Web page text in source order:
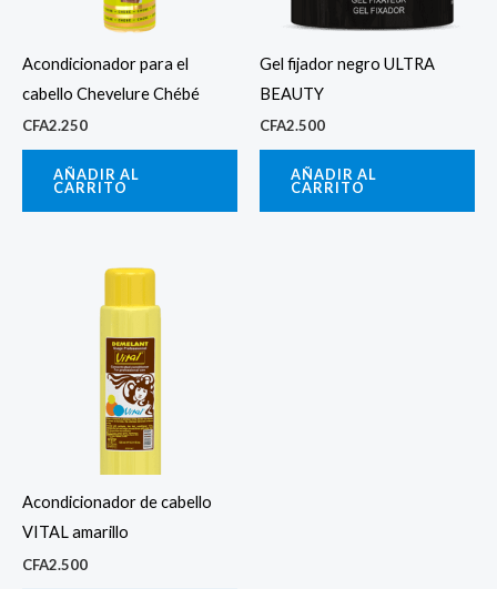
Acondicionador para el
cabello Chevelure Chébé
CFA2.250
AÑADIR AL
CARRITO
Gel fijador negro ULTRA
BEAUTY
CFA2.500
AÑADIR AL
CARRITO
Acondicionador de cabello
VITAL amarillo
CFA2.500